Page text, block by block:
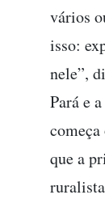
vários
isso:
nele”,
Pará e
que a